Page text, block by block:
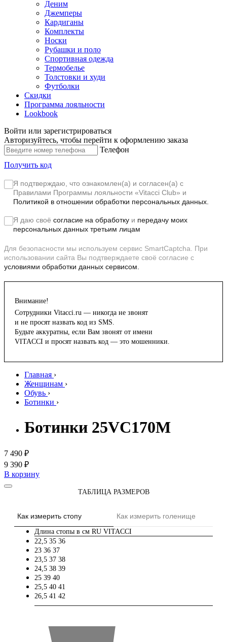
Деним
Джемперы
Кардиганы
Комплекты
Носки
Рубашки и поло
Спортивная одежда
Термобелье
Толстовки и худи
Футболки
Скидки
Программа лояльности
Lookbook
Войти или зарегистрироваться
Авторизуйтесь, чтобы перейти к оформлению заказа
Телефон
Получить код
Я подтверждаю, что ознакомлен(а) и согласен(а) с
Правилами Программы лояльности «Vitacci Club» и
Политикой в отношении обработки персональных данных.
Я даю своё согласие на обработку и передачу моих
персональных данных третьим лицам
Для безопасности мы используем сервис SmartCaptcha. При
использовании сайта Вы подтверждаете своё согласие с
условиями обработки данных сервисом.
Внимание!
Сотрудники Vitacci.ru — никогда не звонят
и не просят назвать код из SMS.
Будьте аккуратны, если Вам звонят от имени
VITACCI и просят назвать код — это мошенники.
Главная ›
Женщинам ›
Обувь ›
Ботинки ›
Ботинки 25VC170M
7 490 ₽
9 390 ₽
В корзину
ТАБЛИЦА РАЗМЕРОВ
Как измерить стопу Как измерить голенище
Длина стопы в см RU VITACCI
22,5 35 36
23 36 37
23,5 37 38
24,5 38 39
25 39 40
25,5 40 41
26,5 41 42